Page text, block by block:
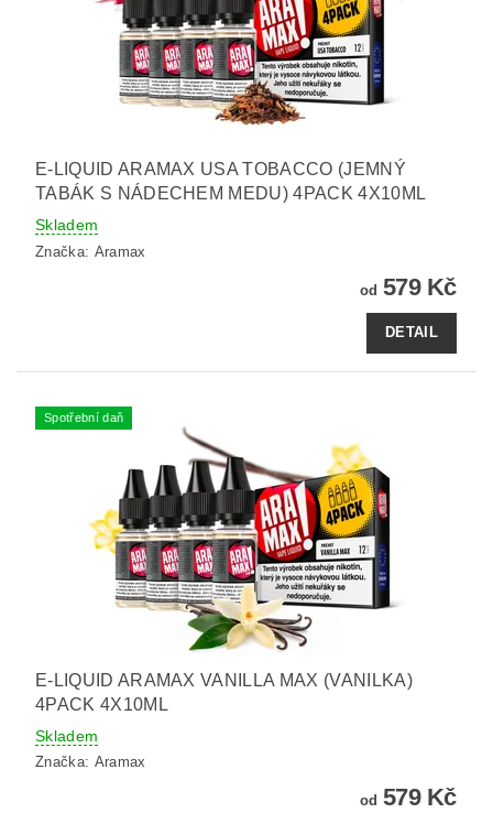
E-LIQUID ARAMAX USA TOBACCO (JEMNÝ
TABÁK S NÁDECHEM MEDU) 4PACK 4X10ML
Skladem
Značka: Aramax
od 579 Kč
DETAIL
Spotřební daň
E-LIQUID ARAMAX VANILLA MAX (VANILKA)
4PACK 4X10ML
Skladem
Značka: Aramax
od 579 Kč